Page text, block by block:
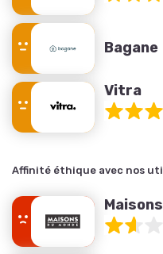
Bagane
Vitra
Affinité éthique avec nos